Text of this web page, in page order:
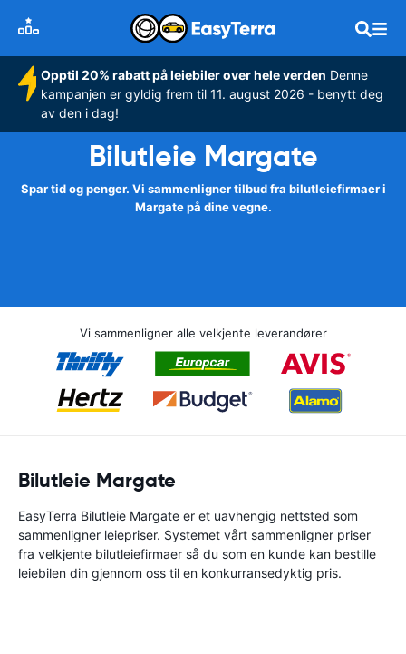
Opptil 20% rabatt på leiebiler over hele verden Denne
kampanjen er gyldig frem til 11. august 2026 - benytt deg
av den i dag!
Bilutleie Margate
Spar tid og penger. Vi sammenligner tilbud fra bilutleiefirmaer i
Margate på dine vegne.
Vi sammenligner alle velkjente leverandører
Bilutleie Margate
EasyTerra Bilutleie Margate er et uavhengig nettsted som
sammenligner leiepriser. Systemet vårt sammenligner priser
fra velkjente bilutleiefirmaer så du som en kunde kan bestille
leiebilen din gjennom oss til en konkurransedyktig pris.